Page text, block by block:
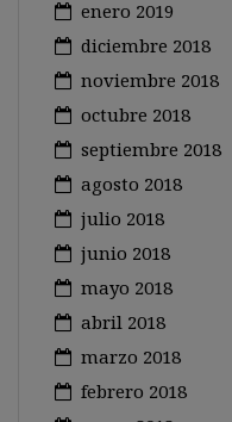
enero 2019
diciembre 2018
noviembre 2018
octubre 2018
septiembre 2018
agosto 2018
julio 2018
junio 2018
mayo 2018
abril 2018
marzo 2018
febrero 2018